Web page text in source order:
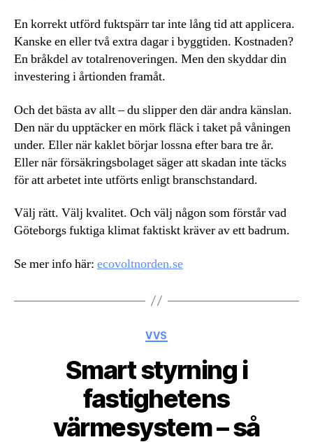
En korrekt utförd fuktspärr tar inte lång tid att applicera.
Kanske en eller två extra dagar i byggtiden. Kostnaden?
En bråkdel av totalrenoveringen. Men den skyddar din
investering i årtionden framåt.
Och det bästa av allt – du slipper den där andra känslan.
Den när du upptäcker en mörk fläck i taket på våningen
under. Eller när kaklet börjar lossna efter bara tre år.
Eller när försäkringsbolaget säger att skadan inte täcks
för att arbetet inte utförts enligt branschstandard.
Välj rätt. Välj kvalitet. Och välj någon som förstår vad
Göteborgs fuktiga klimat faktiskt kräver av ett badrum.
Se mer info här: ecovoltnorden.se
Kategorier
VVS
Smart styrning i
fastighetens
värmesystem – så